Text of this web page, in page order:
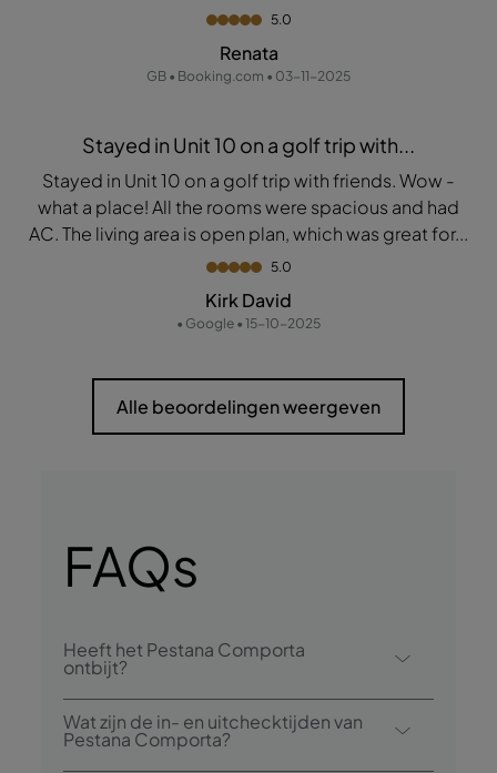
5.0
Renata
GB • Booking.com • 03-11-2025
Stayed in Unit 10 on a golf trip with...
Stayed in Unit 10 on a golf trip with friends. Wow -
what a place! All the rooms were spacious and had
AC. The living area is open plan, which was great for...
5.0
Kirk David
• Google • 15-10-2025
Alle beoordelingen weergeven
FAQs
Heeft het Pestana Comporta
ontbijt?
Inchecken bij Pestana Comporta is vanaf
16.00 uur en uitchecken is tot 11.00 uur.
Wat zijn de in- en uitchecktijden van
Pestana Comporta?